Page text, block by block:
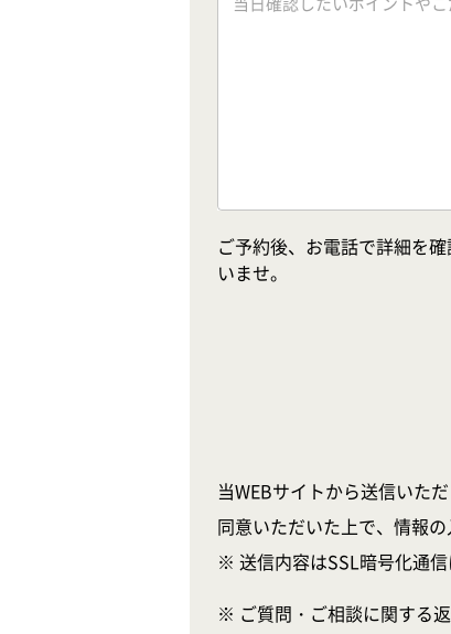
ご予約後、お電話で詳細を
いませ。
当WEBサイトから送信いた
同意いただいた上で、情報の
※ 送信内容はSSL暗号化通信
※ ご質問・ご相談に関する